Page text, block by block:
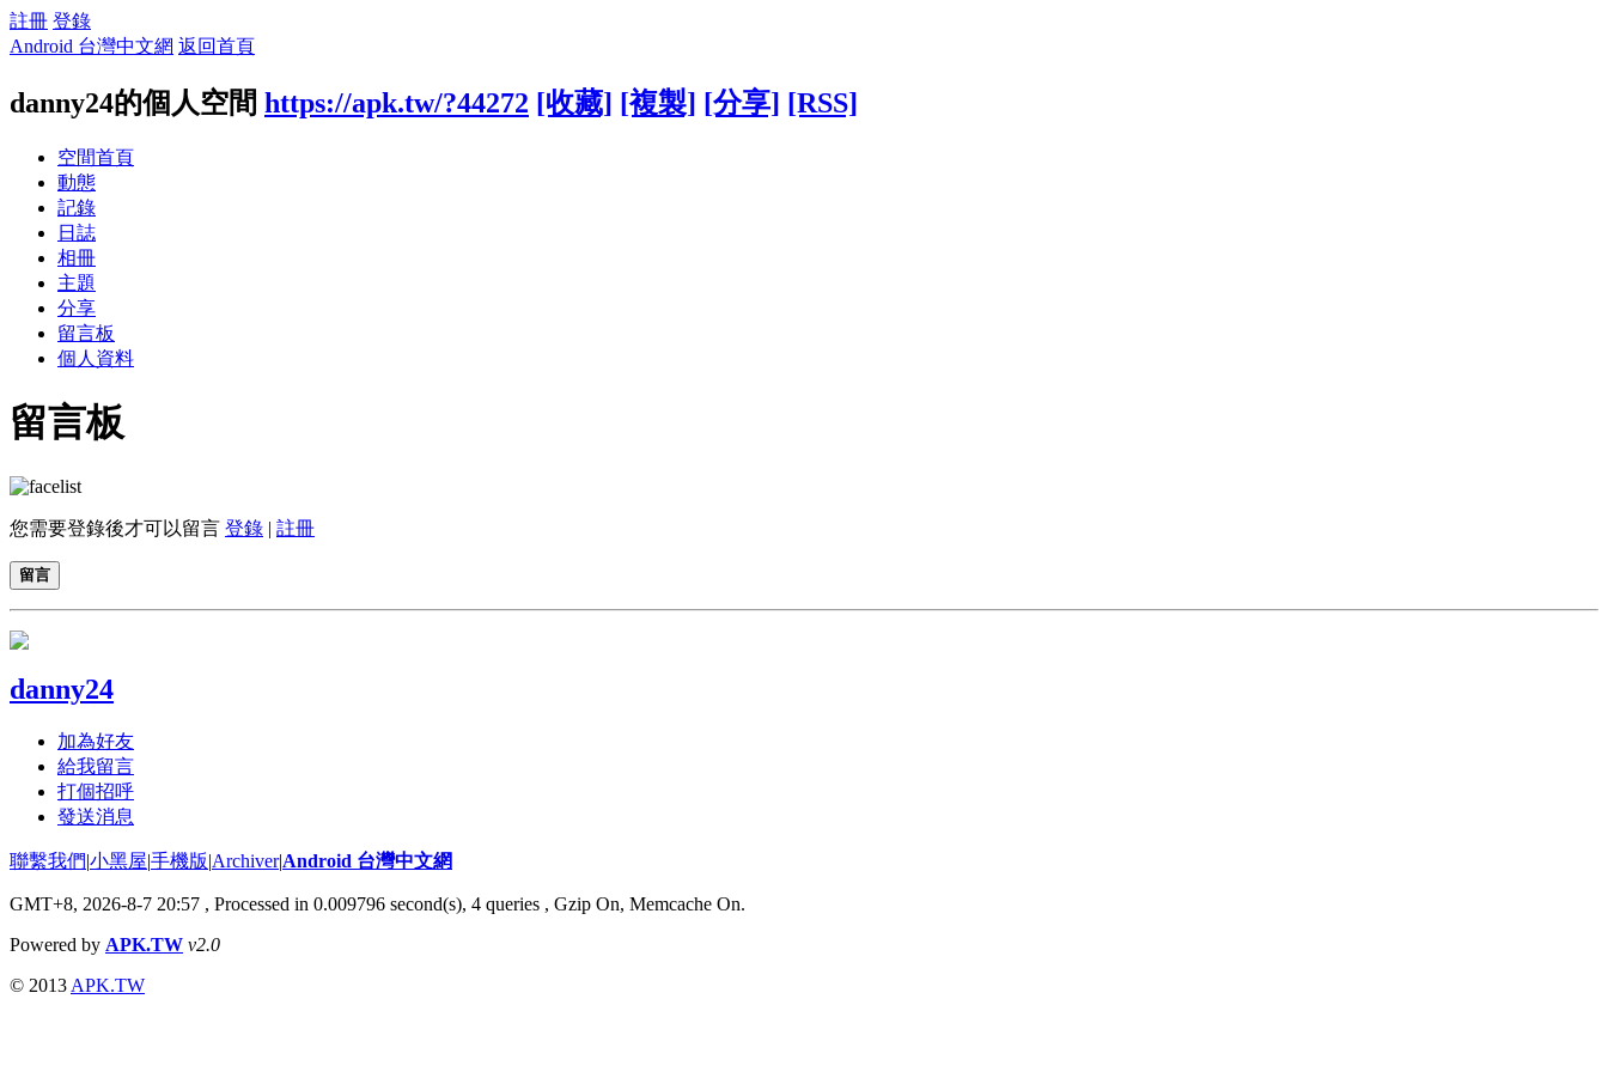
註冊 登錄
Android 台灣中文網 返回首頁
danny24的個人空間 https://apk.tw/?44272 [收藏] [複製] [分享] [RSS]
空間首頁
動態
記錄
日誌
相冊
主題
分享
留言板
個人資料
留言板
您需要登錄後才可以留言 登錄 | 註冊
留言
danny24
加為好友
給我留言
打個招呼
發送消息
聯繫我們|小黑屋|手機版|Archiver|Android 台灣中文網
GMT+8, 2026-8-7 20:57 , Processed in 0.009796 second(s), 4 queries , Gzip On, Memcache On.
Powered by APK.TW v2.0
© 2013 APK.TW